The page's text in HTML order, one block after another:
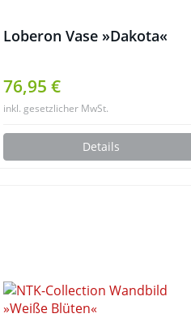
Loberon Vase »Dakota«
76,95 €
inkl. gesetzlicher MwSt.
Details